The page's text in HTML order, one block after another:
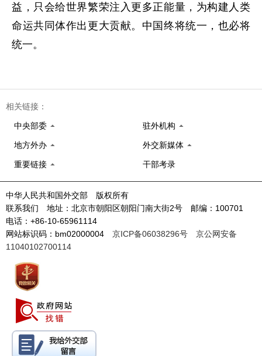
益，只会给世界繁荣注入更多正能量，为构建人类
命运共同体作出更大贡献。中国终将统一，也必将
统一。
相关链接：
中央部委 驻外机构
地方外办 外交新媒体
重要链接 干部考录
中华人民共和国外交部 版权所有
联系我们 地址：北京市朝阳区朝阳门南大街2号 邮编：100701
电话：+86-10-65961114
网站标识码：bm02000004 京ICP备06038296号
京公网安备
11040102700114